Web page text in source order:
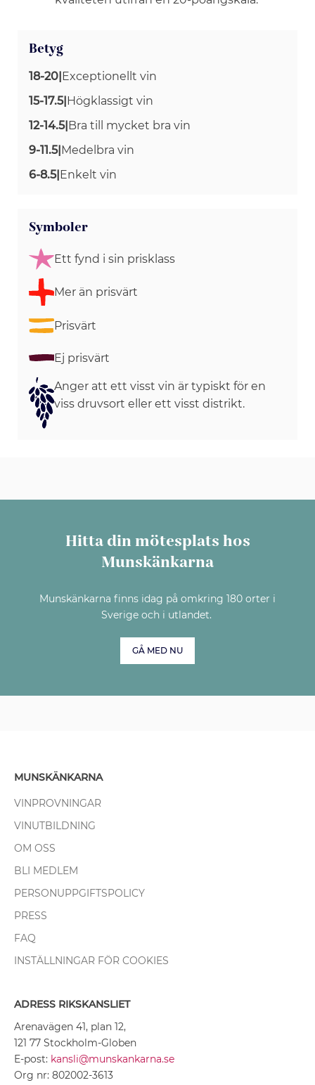
Betyg
18-20 Exceptionellt vin
15-17.5| Högklassigt vin
12-14.5| Bra till mycket bra vin
9-11.5| Medelbra vin
6-8.5| Enkelt vin
Symboler
Ett fynd i sin prisklass
Mer än prisvärt
Prisvärt
Ej prisvärt
Anger att ett visst vin är typiskt för en
viss druvsort eller ett visst distrikt.
Hitta din mötesplats hos
Munskänkarna
Munskänkarna finns idag på omkring 180 orter i
Sverige och i utlandet.
GÅ MED NU
MUNSKÄNKARNA
VINPROVNINGAR
VINUTBILDNING
OM OSS
BLI MEDLEM
PERSONUPPGIFTSPOLICY
PRESS
FAQ
INSTÄLLNINGAR FÖR COOKIES
ADRESS RIKSKANSLIET
Arenavägen 41, plan 12,
121 77 Stockholm-Globen
E-post: kansli@munskankarna.se
Org nr: 802002-3613